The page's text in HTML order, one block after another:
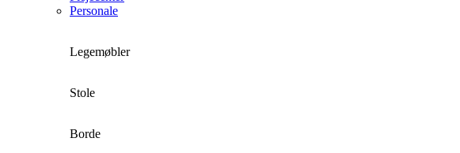
Personale
Legemøbler
Stole
Borde